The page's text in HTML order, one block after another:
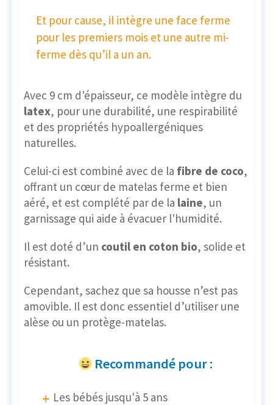
Et pour cause, il intègre une face ferme
pour les premiers mois et une autre mi-
ferme dès qu’il a un an.
Avec 9 cm d'épaisseur, ce modèle intègre du
latex, pour une durabilité, une respirabilité
et des propriétés hypoallergéniques
naturelles.
Celui-ci est combiné avec de la fibre de coco,
offrant un cœur de matelas ferme et bien
aéré, et est complété par de la laine, un
garnissage qui aide à évacuer l'humidité.
Il est doté d’un coutil en coton bio, solide et
résistant.
Cependant, sachez que sa housse n’est pas
amovible. Il est donc essentiel d’utiliser une
alèse ou un protège-matelas.
Recommandé pour :
Les bébés jusqu'à 5 ans